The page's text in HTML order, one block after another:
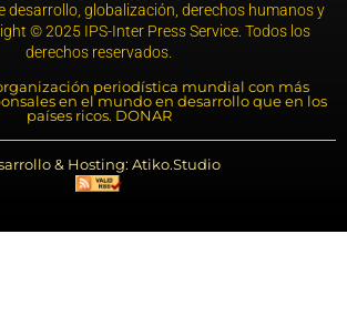
desarrollo, globalización, derechos humanos y
© 2025 IPS-Inter Press Service. Todos los
derechos reservados.
periodística mundial con más
en el mundo en desarrollo que en los
países ricos. DONAR
& Hosting: Atiko.Studio